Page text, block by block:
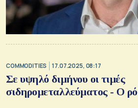
COMMODITIES 17.07.2025, 08:17
Σε υψηλό διμήνου οι τιμές
σιδηρομεταλλεύματος - Ο